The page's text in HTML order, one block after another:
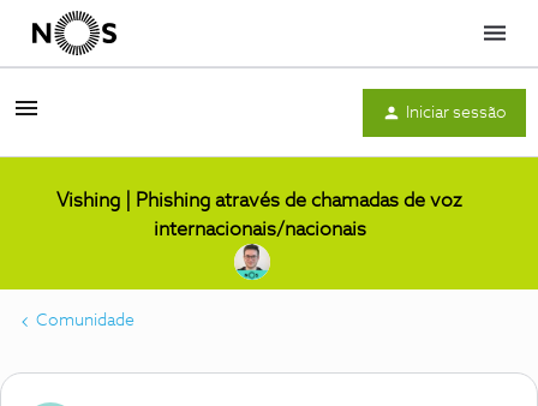
Menu
Iniciar sessão
Vishing | Phishing através de chamadas de voz
internacionais/nacionais
Comunidade